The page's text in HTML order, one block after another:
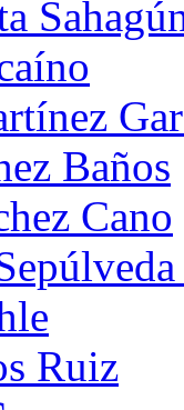
Baños
Cano
Ruiz